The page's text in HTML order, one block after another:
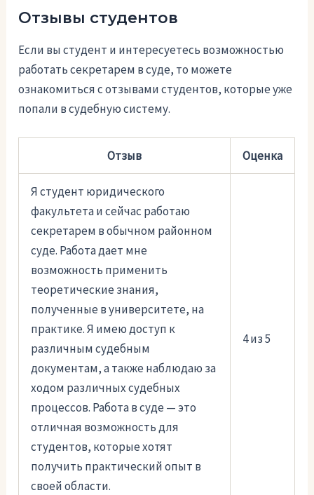
Отзывы студентов
Если вы студент и интересуетесь возможностью
работать секретарем в суде, то можете
ознакомиться с отзывами студентов, которые уже
попали в судебную систему.
Отзыв Оценка
Я студент юридического
факультета и сейчас работаю
секретарем в обычном районном
суде. Работа дает мне
возможность применить
теоретические знания,
полученные в университете, на
практике. Я имею доступ к
различным судебным
документам, а также наблюдаю за
ходом различных судебных
процессов. Работа в суде — это
отличная возможность для
студентов, которые хотят
получить практический опыт в
своей области.
4 из 5